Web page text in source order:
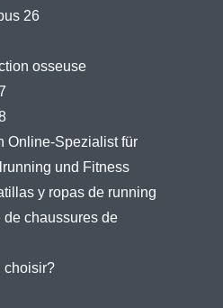
26
osseuse
Online-Spezialist für
und Fitness
y ropas de running
de chaussures de
choisir?